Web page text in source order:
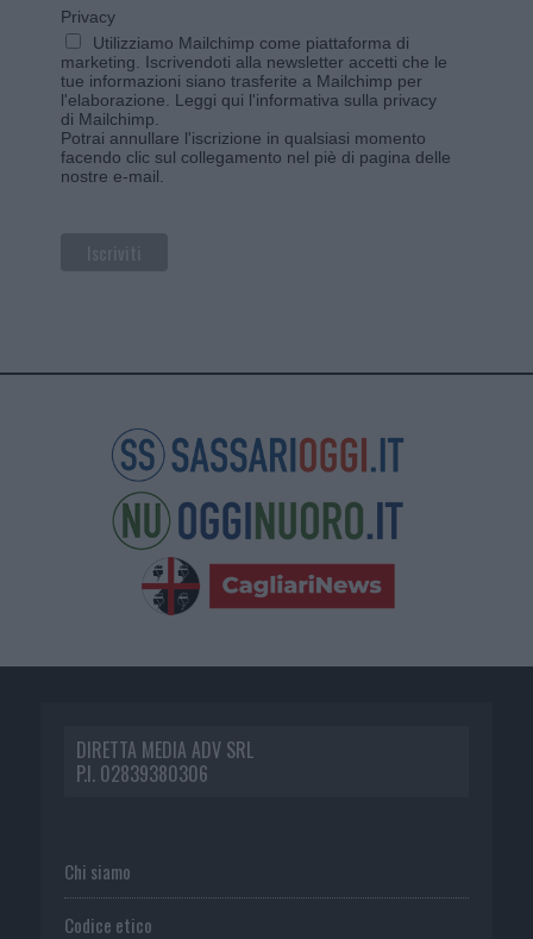
Privacy
Utilizziamo Mailchimp come piattaforma di
marketing. Iscrivendoti alla newsletter accetti che le
tue informazioni siano trasferite a Mailchimp per
l'elaborazione. Leggi qui l'informativa sulla privacy
di Mailchimp
Potrai annullare l'iscrizione in qualsiasi momento
facendo clic sul collegamento nel piè di pagina delle
nostre e-mail.
DIRETTA MEDIA ADV SRL
P.I. 02839380306
Chi siamo
Codice etico